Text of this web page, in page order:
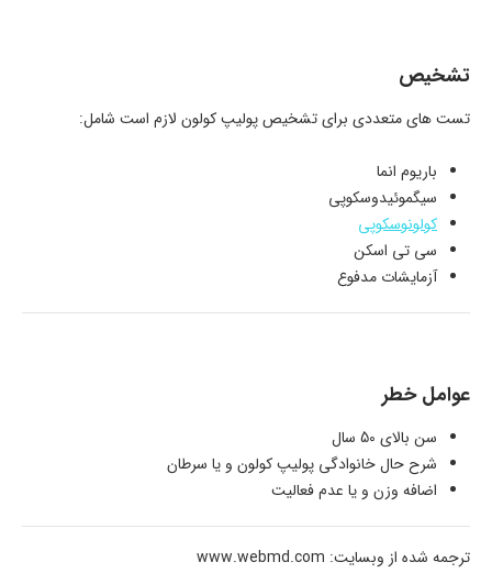
تشخیص
تست های متعددی برای تشخیص پولیپ کولون لازم است شامل:
باریوم انما
سیگموئیدوسکوپی
کولونوسکوپی
سی تی اسکن
آزمایشات مدفوع
عوامل خطر
سن بالای 50 سال
شرح حال خانوادگی پولیپ کولون و یا سرطان
اضافه وزن و یا عدم فعالیت
ترجمه شده از وبسایت: www.webmd.com